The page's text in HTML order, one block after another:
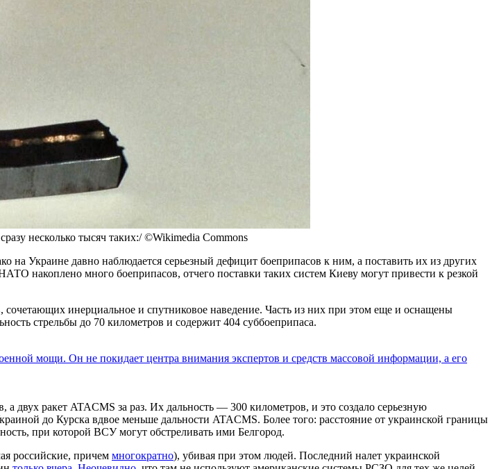
несколько тысяч таких:/ ©Wikimedia Commons
Украине давно наблюдается серьезный дефицит боеприпасов к ним, а поставить их из других
накоплено много боеприпасов, отчего поставки таких систем Киеву могут привести к резкой
инерциальное и спутниковое наведение. Часть из них при этом еще и оснащены
стрельбы до 70 километров и содержит 404 суббоеприпаса.
мощи. Он не покидает центра внимания экспертов и средств массовой информации, а его
двух ракет ATACMS за раз. Их дальность — 300 километров, и это создало серьезную
до Курска вдвое меньше дальности ATACMS. Более того: расстояние от украинской границы
при которой ВСУ могут обстреливать ими Белгород.
российские, причем многократно), убивая при этом людей. Последний налет украинской